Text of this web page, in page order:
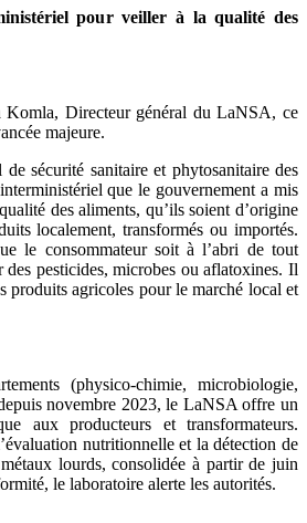
pour veiller à la qualité des
Komla, Directeur général du LaNSA, ce
majeure.
sécurité sanitaire et phytosanitaire des
que le gouvernement a mis
des aliments, qu’ils soient d’origine
localement, transformés ou importés.
le consommateur soit à l’abri de tout
pesticides, microbes ou aflatoxines. Il
produits agricoles pour le marché local et
(physico-chimie, microbiologie,
novembre 2023, le LaNSA offre un
aux producteurs et transformateurs.
nutritionnelle et la détection de
lourds, consolidée à partir de juin
le laboratoire alerte les autorités.